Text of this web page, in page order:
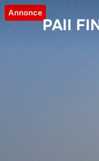
Videre
til
PAII
Annonce